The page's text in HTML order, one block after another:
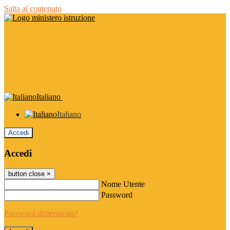
Salta al contenuto
Italiano
Italiano
Accedi
Accedi
button close ×
Nome Utente
Password
Password dimenticata?